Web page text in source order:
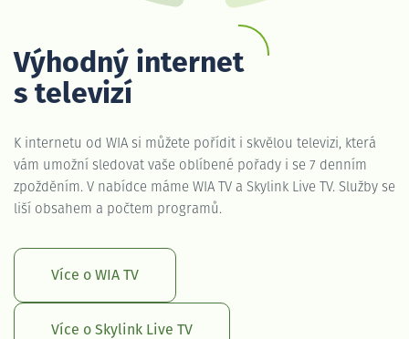
Výhodný internet
s televizí
K internetu od WIA si můžete pořídit i skvělou televizi, která
vám umožní sledovat vaše oblíbené pořady i se 7 denním
zpožděním. V nabídce máme WIA TV a Skylink Live TV. Služby se
liší obsahem a počtem programů.
Více o WIA TV
Více o Skylink Live TV